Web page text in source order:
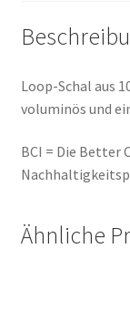
Loop-Schal aus
voluminös und
BCI = Die
Ähnliche